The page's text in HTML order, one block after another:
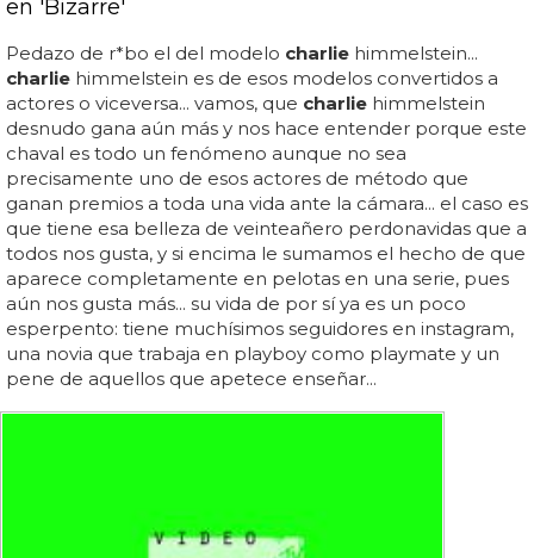
en 'Bizarre'
Pedazo de r*bo el del modelo charlie himmelstein...
charlie himmelstein es de esos modelos convertidos a
actores o viceversa... vamos, que charlie himmelstein
desnudo gana aún más y nos hace entender porque este
chaval es todo un fenómeno aunque no sea
precisamente uno de esos actores de método que
ganan premios a toda una vida ante la cámara... el caso es
que tiene esa belleza de veinteañero perdonavidas que a
todos nos gusta, y si encima le sumamos el hecho de que
aparece completamente en pelotas en una serie, pues
aún nos gusta más... su vida de por sí ya es un poco
esperpento: tiene muchísimos seguidores en instagram,
una novia que trabaja en playboy como playmate y un
pene de aquellos que apetece enseñar...